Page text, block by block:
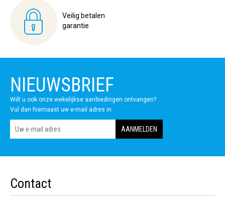
Veilig betalen
garantie
NIEUWSBRIEF
Wilt u ook onze wekelijkse aanbiedingen ontvangen?
Vul dan hiernaast uw e-mail adres in.
Contact